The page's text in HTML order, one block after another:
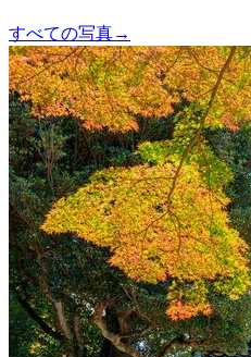
すべての写真→